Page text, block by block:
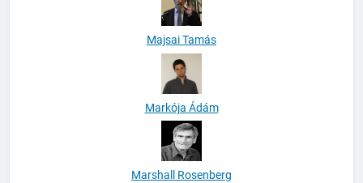
Majsai Tamás
Markója Ádám
Marshall Rosenberg